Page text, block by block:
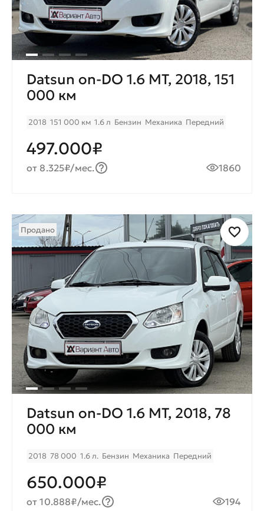
Datsun on-DO 1.6 МТ, 2018, 151
000 км
2018 151 000 км 1.6 л Бензин Механика Передний
497.000₽
от 8.325₽/мес. 1860
Продано
Datsun on-DO 1.6 MT, 2018, 78
000 км
2018 78 000 1.6 л. Бензин Механика Передний
650.000₽
от 10.888₽/мес. 194